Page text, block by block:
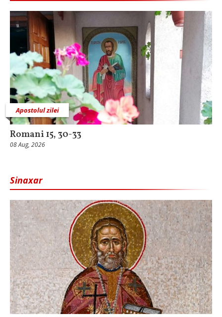
Apostolul zilei
Romani 15, 30-33
08 Aug, 2026
Sinaxar